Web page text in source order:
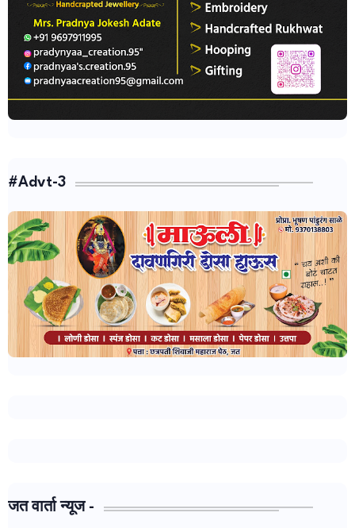
#Advt-3
जत वार्ता न्यूज -